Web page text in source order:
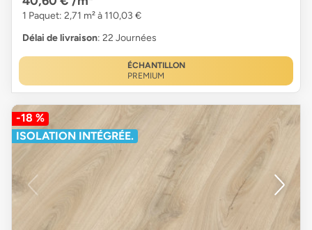
1 Paquet: 2,71 m² à 110,03 €
Délai de livraison: 22 Journées
ÉCHANTILLON
PREMIUM
-18 %
ISOLATION INTÉGRÉE.